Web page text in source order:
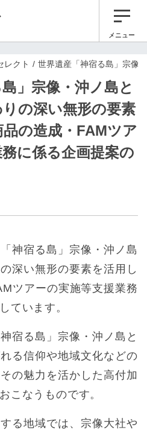
メニュー
レクト 世界遺産「神宿る島」宗像
」宗像・沖ノ島と
の深い無形の要素
の造成・FAMツア
に係る企画提案の
神宿る島」宗像・沖ノ島
深い無形の要素を活用し
ツアーの実施等支援業務
ています。
宿る島」宗像・沖ノ島と
る信仰や地域文化などの
の魅力を活かした高付加
こなうものです。
る地域では、宗像大社や